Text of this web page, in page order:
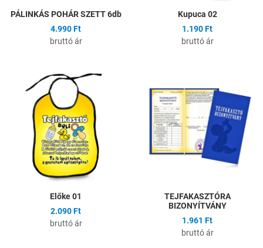
PÁLINKÁS POHÁR SZETT 6db
4.990 Ft
bruttó ár
Kupuca 02
1.190 Ft
bruttó ár
Összehasonlítás
Gyors nézet
Előke 01
2.090 Ft
bruttó ár
TEJFAKASZTÓRA
BIZONYÍTVÁNY
1.961 Ft
bruttó ár